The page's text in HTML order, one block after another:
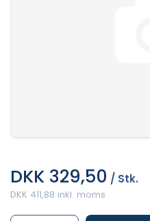
DKK 329,50 / Stk.
DKK 411,88 inkl. moms